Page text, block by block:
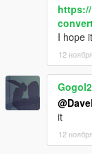
I hope
12
it
12